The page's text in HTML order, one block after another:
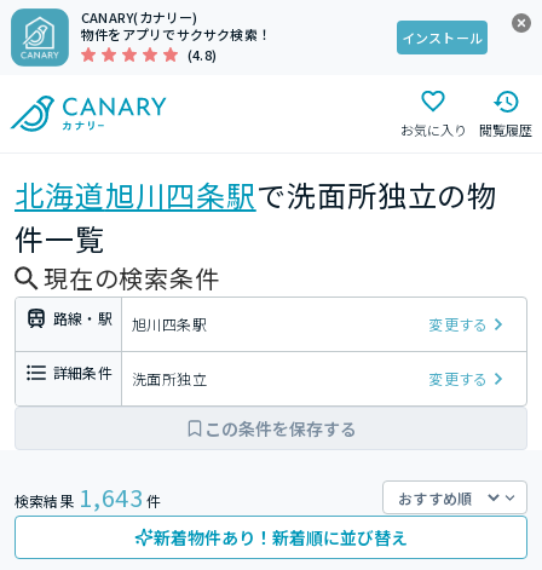
CANARY(カナリー)
物件をアプリでサクサク検索！
(4.8)
インストール
お気に入り 閲覧履歴
北海道旭川四条駅で洗面所独立の物
件一覧
現在の検索条件
路線・駅 旭川四条駅 変更する
詳細条件 洗面所独立 変更する
この条件を保存する
検索結果 1,643 件
新着物件あり！新着順に並び替え